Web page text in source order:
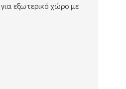
εξωτερικό χώρο με